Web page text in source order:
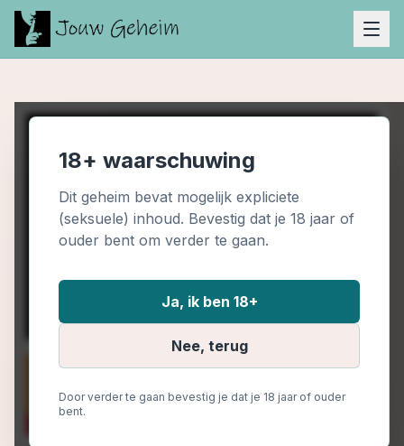
18+ waarschuwing
Dit geheim bevat mogelijk expliciete
(seksuele) inhoud. Bevestig dat je 18 jaar of
ouder bent om verder te gaan.
Ja, ik ben 18+
Nee, terug
Door verder te gaan bevestig je dat je 18 jaar of ouder
bent.